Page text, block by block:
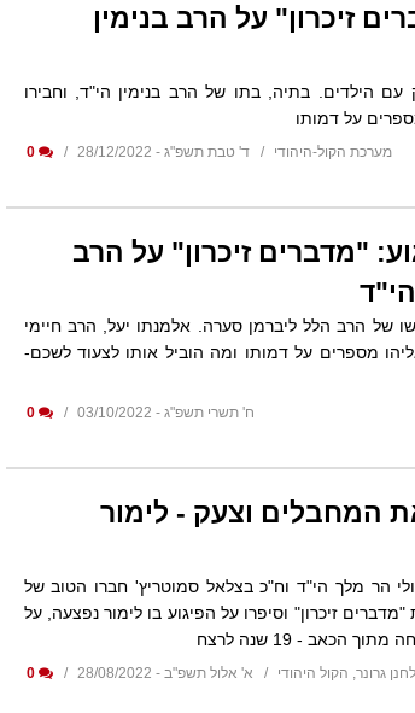
זיכרון" על הרב בנימין
הילדים. בתיה, בתו של הרב בנימין הי"ד, וחבירו
על דמותו
מערכת הקול-היהודי ד' טבת תשפ"ג - 28/12/2022 0
"מדברים זיכרון" על הרב
של הרב הלל ליברמן סערה. אלמנתו יעל, הרב חיימי
מספרים על דמותו ומה הוביל אותו לצעוד לשכם-
ח' תשרי תשפ"ג - 03/10/2022 0
המחבלים וצעק - לימור
הר מלך הי"ד וח"כ בצלאל סמוטריץ' חברו הטוב של
זיכרון" וסיפרו על הפיגוע בו לימור נפצעה, על
הכאב - 19 שנה לרצח
גרונר, הקול היהודי א' אלול תשפ"ב - 28/08/2022 0